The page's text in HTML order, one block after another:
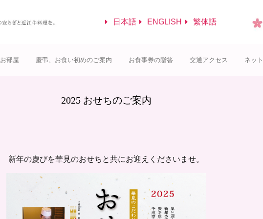
日本語 ENGLISH 繁体語
お部屋 慶弔、お食い初めのご案内 お食事券の贈答 交通アクセス ネッ
2025 おせちのご案内
新年の慶びを華見のおせちと共にお迎えくださいませ。